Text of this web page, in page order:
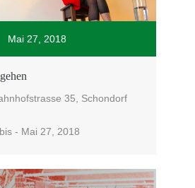
Mai 27, 2018
35, Schondorf
- Mai 27, 2018